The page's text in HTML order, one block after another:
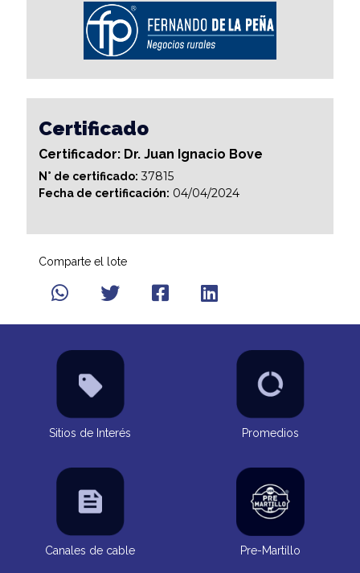
Certificado
Certificador: Dr. Juan Ignacio Bove
N° de certificado: 37815
Fecha de certificación: 04/04/2024
Comparte el lote
Sitios de Interés Promedios
Canales de cable Pre-Martillo